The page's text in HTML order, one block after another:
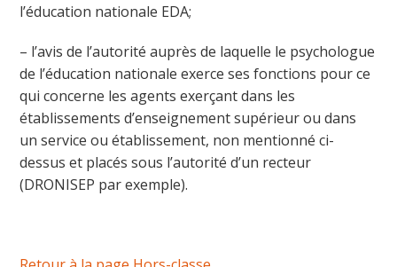
l’éducation nationale EDA;
– l’avis de l’autorité auprès de laquelle le psychologue
de l’éducation nationale exerce ses fonctions pour ce
qui concerne les agents exerçant dans les
établissements d’enseignement supérieur ou dans
un service ou établissement, non mentionné ci-
dessus et placés sous l’autorité d’un recteur
(DRONISEP par exemple).